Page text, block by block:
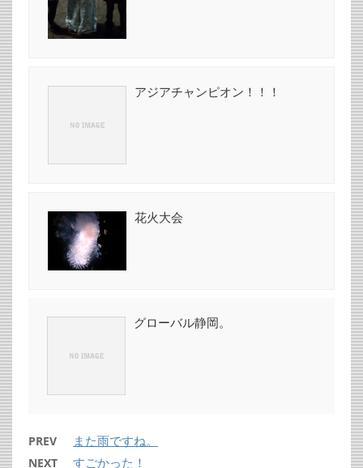
アジアチャンピオン！！！
花火大会
グローバル静岡。
PREV また雨ですね。
NEXT すごかった！